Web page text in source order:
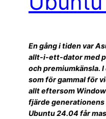
En gång i tiden var
allt-i-ett-dator med
och premiumkänsla. I
som för gammal för
allt eftersom
fjärde
Ubuntu 24.04 får